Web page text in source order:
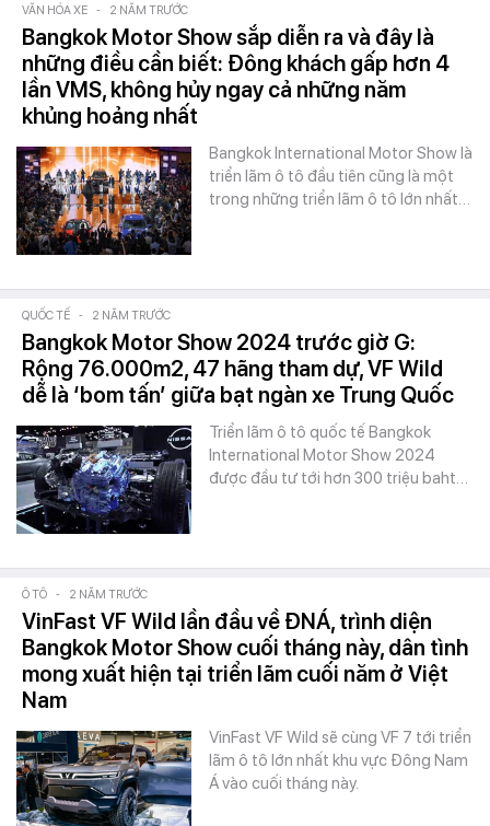
VĂN HÓA XE - 2 NĂM TRƯỚC
Bangkok Motor Show sắp diễn ra và đây là
những điều cần biết: Đông khách gấp hơn 4
lần VMS, không hủy ngay cả những năm
khủng hoảng nhất
Bangkok International Motor Show là
triển lãm ô tô đầu tiên cũng là một
trong những triển lãm ô tô lớn nhất…
QUỐC TẾ - 2 NĂM TRƯỚC
Bangkok Motor Show 2024 trước giờ G:
Rộng 76.000m2, 47 hãng tham dự, VF Wild
dễ là ‘bom tấn’ giữa bạt ngàn xe Trung Quốc
Triển lãm ô tô quốc tế Bangkok
International Motor Show 2024
được đầu tư tới hơn 300 triệu baht…
Ô TÔ - 2 NĂM TRƯỚC
VinFast VF Wild lần đầu về ĐNÁ, trình diện
Bangkok Motor Show cuối tháng này, dân tình
mong xuất hiện tại triển lãm cuối năm ở Việt
Nam
VinFast VF Wild sẽ cùng VF 7 tới triển
lãm ô tô lớn nhất khu vực Đông Nam
Á vào cuối tháng này.